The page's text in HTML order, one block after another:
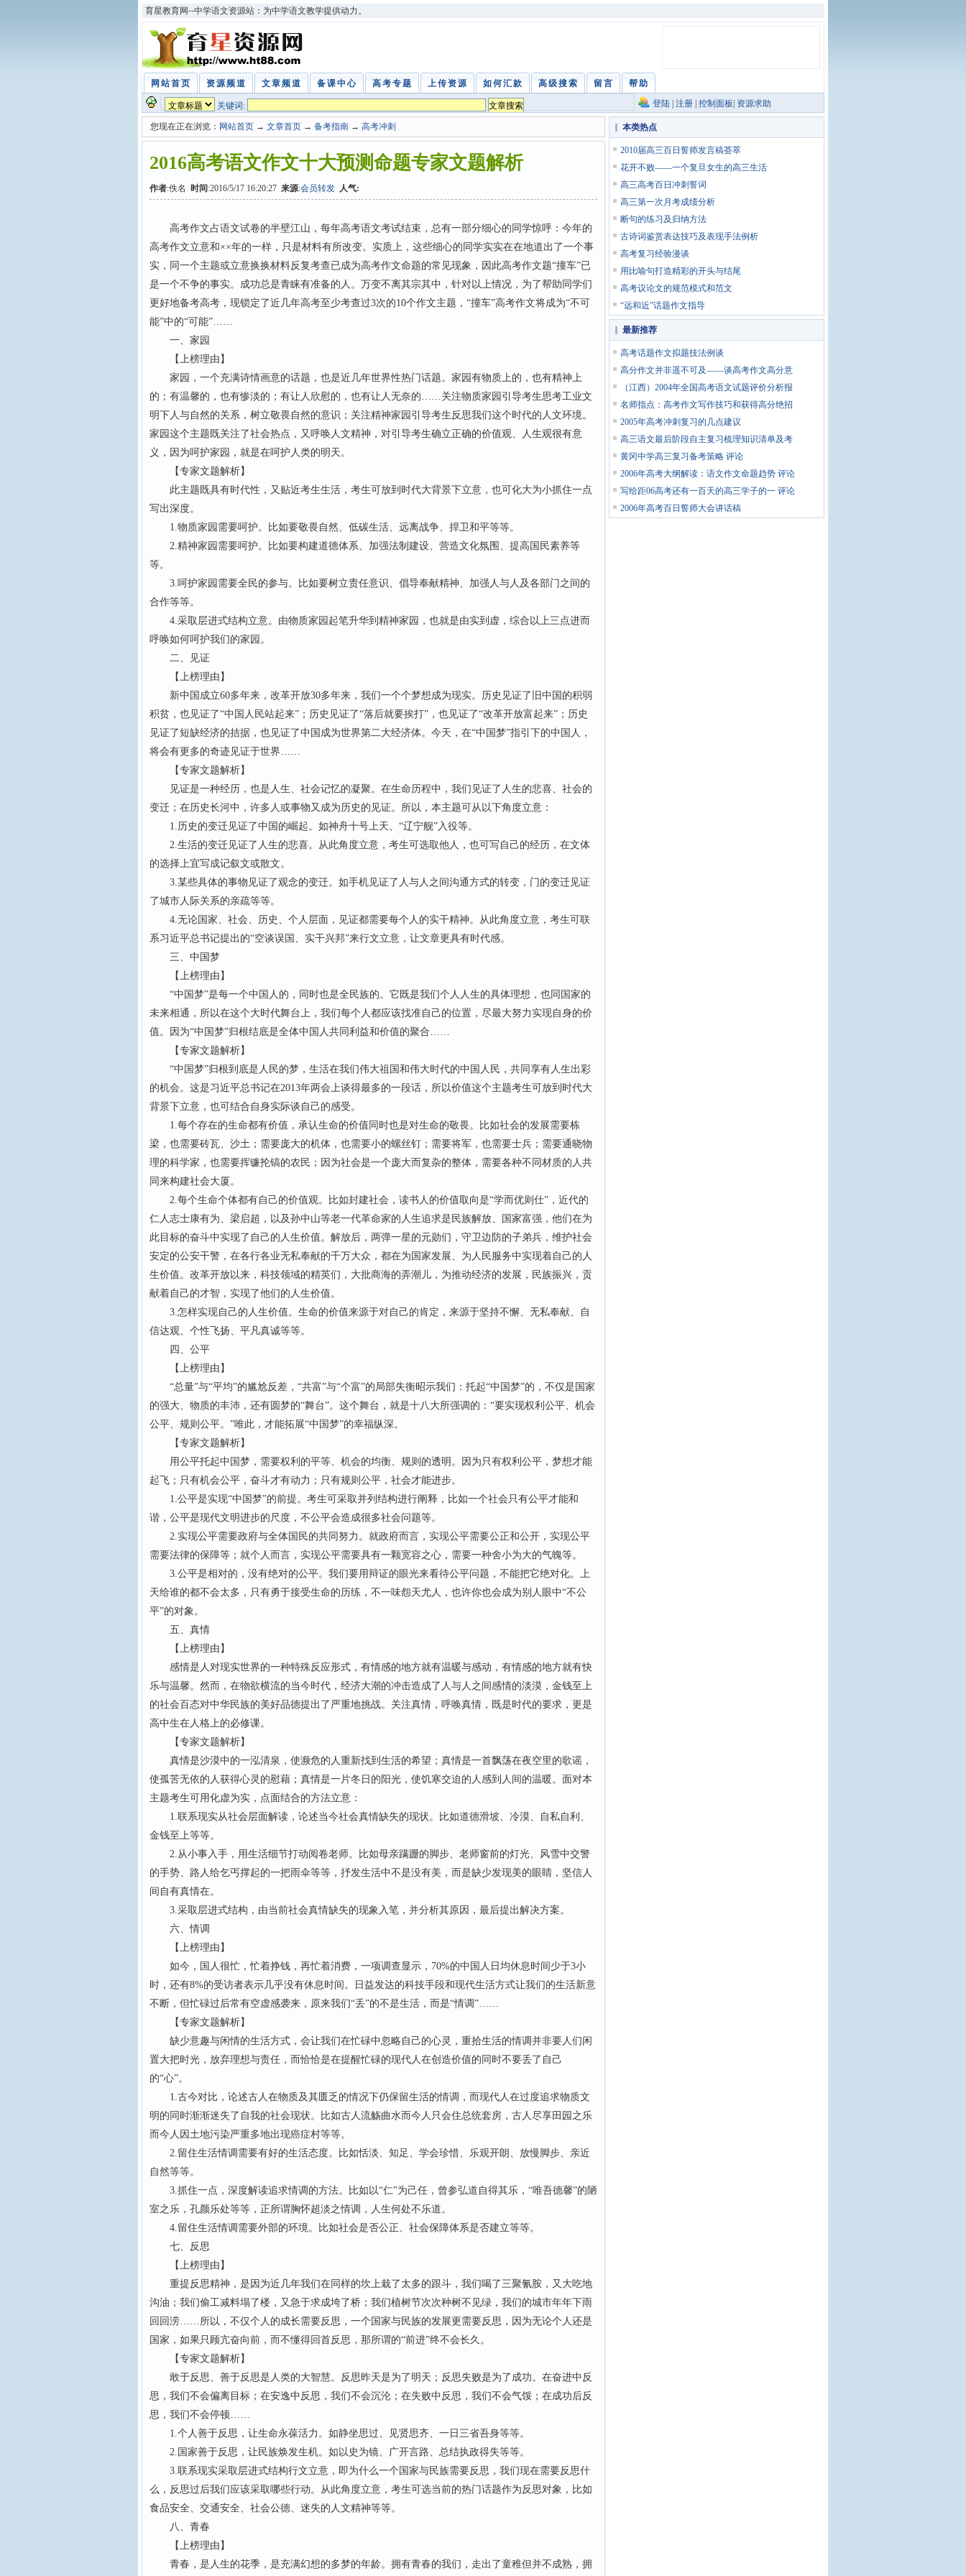
育星教育网--中学语文资源站：为中学语文教学提供动力。
网站首页 资源频道 文章频道 备课中心 高考专题 上传资源 如何汇款 高级搜索 留言 帮助
关键词: 登陆 注册 控制面板 资源求助
您现在正在浏览： 网站首页 → 文章首页 → 备考指南 → 高考冲刺
2016高考语文作文十大预测命题专家文题解析
作者:佚名 时间 :2016/5/17 16:20:27 来源:会员转发 人气:
高考作文占语文试卷的半壁江山，每年高考语文考试结束，总有一部分细心的同学惊呼：今年的
高考作文立意和××年的一样，只是材料有所改变。实质上，这些细心的同学实实在在地道出了一个事
实，同一个主题或立意换换材料反复考查已成为高考作文命题的常见现象，因此高考作文题“撞车”已
是一个不争的事实。成功总是青睐有准备的人。万变不离其宗其中，针对以上情况，为了帮助同学们
更好地备考高考，现锁定了近几年高考至少考查过3次的10个作文主题，“撞车”高考作文将成为“不可
能”中的“可能”……
一、家园
【上榜理由】
家园，一个充满诗情画意的话题，也是近几年世界性热门话题。家园有物质上的，也有精神上
的；有温馨的，也有惨淡的；有让人欣慰的，也有让人无奈的……关注物质家园引导考生思考工业文
明下人与自然的关系，树立敬畏自然的意识；关注精神家园引导考生反思我们这个时代的人文环境。
家园这个主题既关注了社会热点，又呼唤人文精神，对引导考生确立正确的价值观、人生观很有意
义，因为呵护家园，就是在呵护人类的明天。
【专家文题解析】
此主题既具有时代性，又贴近考生生活，考生可放到时代大背景下立意，也可化大为小抓住一点
写出深度。
1.物质家园需要呵护。比如要敬畏自然、低碳生活、远离战争、捍卫和平等等。
2.精神家园需要呵护。比如要构建道德体系、加强法制建设、营造文化氛围、提高国民素养等
等。
3.呵护家园需要全民的参与。比如要树立责任意识、倡导奉献精神、加强人与人及各部门之间的
合作等等。
4.采取层进式结构立意。由物质家园起笔升华到精神家园，也就是由实到虚，综合以上三点进而
呼唤如何呵护我们的家园。
二、见证
【上榜理由】
新中国成立60多年来，改革开放30多年来，我们一个个梦想成为现实。历史见证了旧中国的积弱
积贫，也见证了“中国人民站起来”；历史见证了“落后就要挨打”，也见证了“改革开放富起来”；历史
见证了短缺经济的拮据，也见证了中国成为世界第二大经济体。今天，在“中国梦”指引下的中国人，
将会有更多的奇迹见证于世界……
【专家文题解析】
见证是一种经历，也是人生、社会记忆的凝聚。在生命历程中，我们见证了人生的悲喜、社会的
变迁；在历史长河中，许多人或事物又成为历史的见证。所以，本主题可从以下角度立意：
1.历史的变迁见证了中国的崛起。如神舟十号上天、“辽宁舰”入役等。
2.生活的变迁见证了人生的悲喜。从此角度立意，考生可选取他人，也可写自己的经历，在文体
的选择上宜写成记叙文或散文。
3.某些具体的事物见证了观念的变迁。如手机见证了人与人之间沟通方式的转变，门的变迁见证
了城市人际关系的亲疏等等。
4.无论国家、社会、历史、个人层面，见证都需要每个人的实干精神。从此角度立意，考生可联
系习近平总书记提出的“空谈误国、实干兴邦”来行文立意，让文章更具有时代感。
三、中国梦
【上榜理由】
“中国梦”是每一个中国人的，同时也是全民族的。它既是我们个人人生的具体理想，也同国家的
未来相通，所以在这个大时代舞台上，我们每个人都应该找准自己的位置，尽最大努力实现自身的价
值。因为“中国梦”归根结底是全体中国人共同利益和价值的聚合……
【专家文题解析】
“中国梦”归根到底是人民的梦，生活在我们伟大祖国和伟大时代的中国人民，共同享有人生出彩
的机会。这是习近平总书记在2013年两会上谈得最多的一段话，所以价值这个主题考生可放到时代大
背景下立意，也可结合自身实际谈自己的感受。
1.每个存在的生命都有价值，承认生命的价值同时也是对生命的敬畏。比如社会的发展需要栋
梁，也需要砖瓦、沙土；需要庞大的机体，也需要小的螺丝钉；需要将军，也需要士兵；需要通晓物
理的科学家，也需要挥镰抡镐的农民；因为社会是一个庞大而复杂的整体，需要各种不同材质的人共
同来构建社会大厦。
2.每个生命个体都有自己的价值观。比如封建社会，读书人的价值取向是“学而优则仕”，近代的
仁人志士康有为、梁启超，以及孙中山等老一代革命家的人生追求是民族解放、国家富强，他们在为
此目标的奋斗中实现了自己的人生价值。解放后，两弹一星的元勋们，守卫边防的子弟兵，维护社会
安定的公安干警，在各行各业无私奉献的千万大众，都在为国家发展、为人民服务中实现着自己的人
生价值。改革开放以来，科技领域的精英们，大批商海的弄潮儿，为推动经济的发展，民族振兴，贡
献着自己的才智，实现了他们的人生价值。
3.怎样实现自己的人生价值。生命的价值来源于对自己的肯定，来源于坚持不懈、无私奉献、自
信达观、个性飞扬、平凡真诚等等。
四、公平
【上榜理由】
“总量”与“平均”的尴尬反差，“共富”与“个富”的局部失衡昭示我们：托起“中国梦”的，不仅是国家
的强大、物质的丰沛，还有圆梦的“舞台”。这个舞台，就是十八大所强调的：“要实现权利公平、机会
公平、规则公平。”唯此，才能拓展“中国梦”的幸福纵深。
【专家文题解析】
用公平托起中国梦，需要权利的平等、机会的均衡、规则的透明。因为只有权利公平，梦想才能
起飞；只有机会公平，奋斗才有动力；只有规则公平，社会才能进步。
1.公平是实现“中国梦”的前提。考生可采取并列结构进行阐释，比如一个社会只有公平才能和
谐，公平是现代文明进步的尺度，不公平会造成很多社会问题等。
2.实现公平需要政府与全体国民的共同努力。就政府而言，实现公平需要公正和公开，实现公平
需要法律的保障等；就个人而言，实现公平需要具有一颗宽容之心，需要一种舍小为大的气魄等。
3.公平是相对的，没有绝对的公平。我们要用辩证的眼光来看待公平问题，不能把它绝对化。上
天给谁的都不会太多，只有勇于接受生命的历练，不一味怨天尤人，也许你也会成为别人眼中“不公
平”的对象。
五、真情
【上榜理由】
感情是人对现实世界的一种特殊反应形式，有情感的地方就有温暖与感动，有情感的地方就有快
乐与温馨。然而，在物欲横流的当今时代，经济大潮的冲击造成了人与人之间感情的淡漠，金钱至上
的社会百态对中华民族的美好品德提出了严重地挑战。关注真情，呼唤真情，既是时代的要求，更是
高中生在人格上的必修课。
【专家文题解析】
真情是沙漠中的一泓清泉，使濒危的人重新找到生活的希望；真情是一首飘荡在夜空里的歌谣，
使孤苦无依的人获得心灵的慰藉；真情是一片冬日的阳光，使饥寒交迫的人感到人间的温暖。面对本
主题考生可用化虚为实，点面结合的方法立意：
1.联系现实从社会层面解读，论述当今社会真情缺失的现状。比如道德滑坡、冷漠、自私自利、
金钱至上等等。
2.从小事入手，用生活细节打动阅卷老师。比如母亲蹒跚的脚步、老师窗前的灯光、风雪中交警
的手势、路人给乞丐撑起的一把雨伞等等，抒发生活中不是没有美，而是缺少发现美的眼睛，坚信人
间自有真情在。
3.采取层进式结构，由当前社会真情缺失的现象入笔，并分析其原因，最后提出解决方案。
六、情调
【上榜理由】
如今，国人很忙，忙着挣钱，再忙着消费，一项调查显示，70%的中国人日均休息时间少于3小
时，还有8%的受访者表示几乎没有休息时间。日益发达的科技手段和现代生活方式让我们的生活新意
不断，但忙碌过后常有空虚感袭来，原来我们“丢”的不是生活，而是“情调”……
【专家文题解析】
缺少意趣与闲情的生活方式，会让我们在忙碌中忽略自己的心灵，重拾生活的情调并非要人们闲
置大把时光，放弃理想与责任，而恰恰是在提醒忙碌的现代人在创造价值的同时不要丢了自己
的“心”。
1.古今对比，论述古人在物质及其匮乏的情况下仍保留生活的情调，而现代人在过度追求物质文
明的同时渐渐迷失了自我的社会现状。比如古人流觞曲水而今人只会住总统套房，古人尽享田园之乐
而今人因土地污染严重多地出现癌症村等等。
2.留住生活情调需要有好的生活态度。比如恬淡、知足、学会珍惜、乐观开朗、放慢脚步、亲近
自然等等。
3.抓住一点，深度解读追求情调的方法。比如以“仁”为己任，曾参弘道自得其乐，“唯吾德馨”的陋
室之乐，孔颜乐处等等，正所谓胸怀超淡之情调，人生何处不乐道。
4.留住生活情调需要外部的环境。比如社会是否公正、社会保障体系是否建立等等。
七、反思
【上榜理由】
重提反思精神，是因为近几年我们在同样的坎上栽了太多的跟斗，我们喝了三聚氰胺，又大吃地
沟油；我们偷工减料塌了楼，又急于求成垮了桥；我们植树节次次种树不见绿，我们的城市年年下雨
回回涝……所以，不仅个人的成长需要反思，一个国家与民族的发展更需要反思，因为无论个人还是
国家，如果只顾亢奋向前，而不懂得回首反思，那所谓的“前进”终不会长久。
【专家文题解析】
敢于反思、善于反思是人类的大智慧。反思昨天是为了明天；反思失败是为了成功。在奋进中反
思，我们不会偏离目标；在安逸中反思，我们不会沉沦；在失败中反思，我们不会气馁；在成功后反
思，我们不会停顿……
1.个人善于反思，让生命永葆活力。如静坐思过、见贤思齐、一日三省吾身等等。
2.国家善于反思，让民族焕发生机。如以史为镜、广开言路、总结执政得失等等。
3.联系现实采取层进式结构行文立意，即为什么一个国家与民族需要反思，我们现在需要反思什
么，反思过后我们应该采取哪些行动。从此角度立意，考生可选当前的热门话题作为反思对象，比如
食品安全、交通安全、社会公德、迷失的人文精神等等。
八、青春
【上榜理由】
青春，是人生的花季，是充满幻想的多梦的年龄。拥有青春的我们，走出了童稚但并不成熟，拥
本类热点
2010届高三百日誓师发言稿荟萃
花开不败——一个复旦女生的高三生活
高三高考百日冲刺誓词
高三第一次月考成绩分析
断句的练习及归纳方法
古诗词鉴赏表达技巧及表现手法例析
高考复习经验漫谈
用比喻句打造精彩的开头与结尾
高考议论文的规范模式和范文
“远和近”话题作文指导
最新推荐
高考话题作文拟题技法例谈
高分作文并非遥不可及——谈高考作文高分意
（江西）2004年全国高考语文试题评价分析报
名师指点：高考作文写作技巧和获得高分绝招
2005年高考冲刺复习的几点建议
高三语文最后阶段自主复习梳理知识清单及考
黄冈中学高三复习备考策略 评论
2006年高考大纲解读：语文作文命题趋势 评论
写给距06高考还有一百天的高三学子的一 评论
2006年高考百日誓师大会讲话稿